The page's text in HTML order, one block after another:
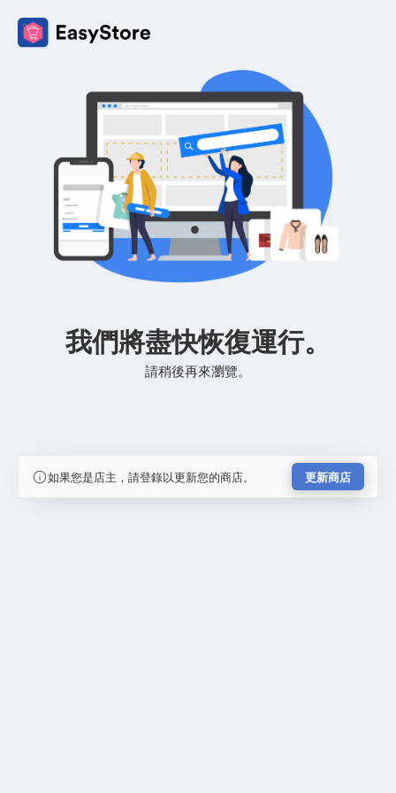
我們將盡快恢復運行。
請稍後再來瀏覽。
如果您是店主，請登錄以更新您的商店。 更新商店